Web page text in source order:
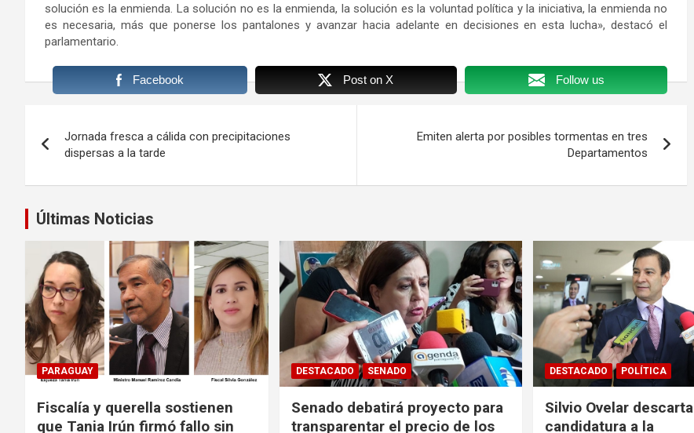
solución es la enmienda. La solución no es la enmienda, la solución es la voluntad política y la iniciativa, la enmienda no
es necesaria, más que ponerse los pantalones y avanzar hacia adelante en decisiones en esta lucha», destacó el
parlamentario.
Facebook Post on X Follow us
de
entradas
Jornada fresca a cálida con precipitaciones
dispersas a la tarde
Emiten alerta por posibles tormentas en tres
Departamentos
Últimas Noticias
PARAGUAY
Fiscalía y querella sostienen
que Tania Irún firmó fallo sin
DESTACADO SENADO
Senado debatirá proyecto para
transparentar el precio de los
DESTACADO POLÍTICA
Silvio Ovelar descarta
candidatura a la